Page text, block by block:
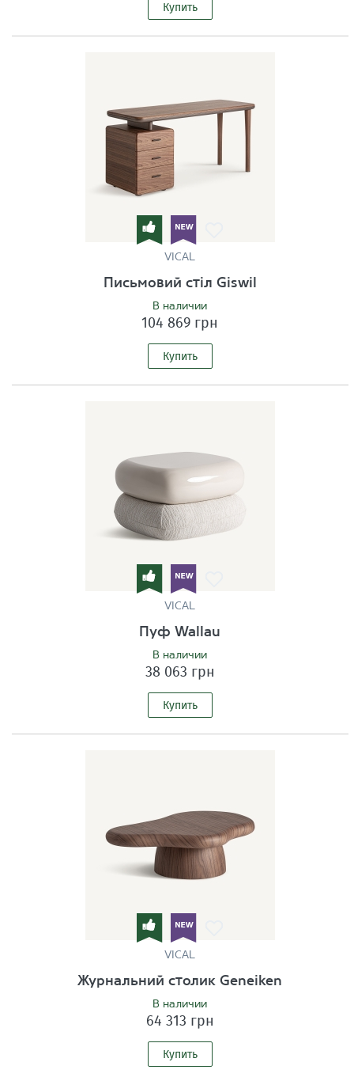
Купить
VICAL
Письмовий стіл Giswil
В наличии
104 869 грн
Купить
VICAL
Пуф Wallau
В наличии
38 063 грн
Купить
VICAL
Журнальний столик Geneiken
В наличии
64 313 грн
Купить